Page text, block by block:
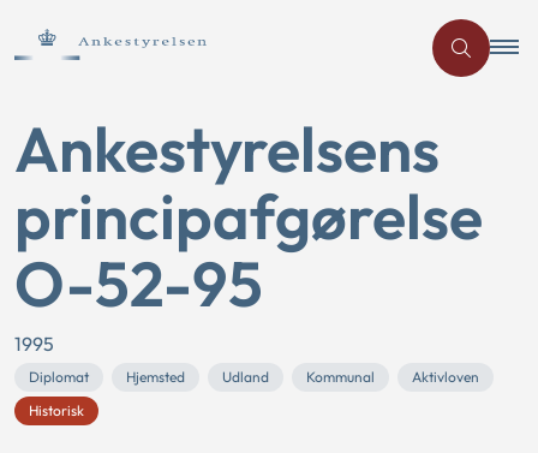
Ankestyrelsens
principafgørelse
O-52-95
1995
Diplomat Hjemsted Udland Kommunal
Aktivloven
Historisk